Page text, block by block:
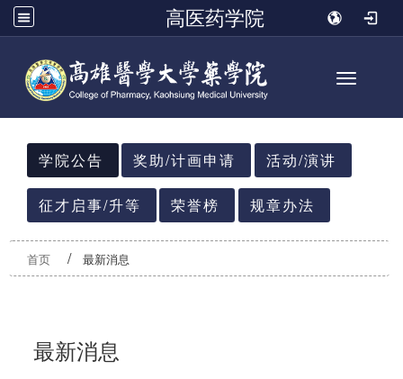
高医药学院
Toggle
:::
学院公告
奖助/计画申请 活动/演讲
征才启事/升等 荣誉榜 规章办法
首页 最新消息
最新消息